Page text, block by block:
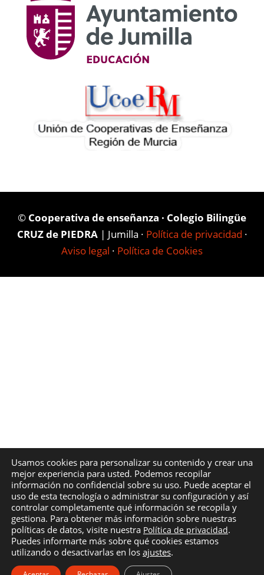
© Cooperativa de enseñanza · Colegio Bilingüe
CRUZ de PIEDRA| Jumilla · Política de privacidad ·
Aviso legal · Política de Cookies
Usamos cookies para personalizar su contenido y crear una
mejor experiencia para usted. Podemos recopilar
información no confidencial sobre su uso. Puede aceptar el
uso de esta tecnología o administrar su configuración y así
controlar completamente qué información se recopila y
gestiona. Para obtener más información sobre nuestras
políticas de datos, visite nuestra Política de privacidad.
Puedes informarte más sobre qué cookies estamos
utilizando o desactivarlas en los ajustes.